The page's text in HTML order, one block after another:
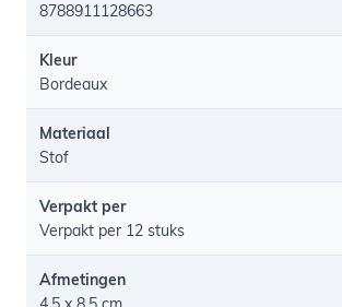
8788911128663
Kleur
Bordeaux
Materiaal
Stof
Verpakt per
Verpakt per 12 stuks
Afmetingen